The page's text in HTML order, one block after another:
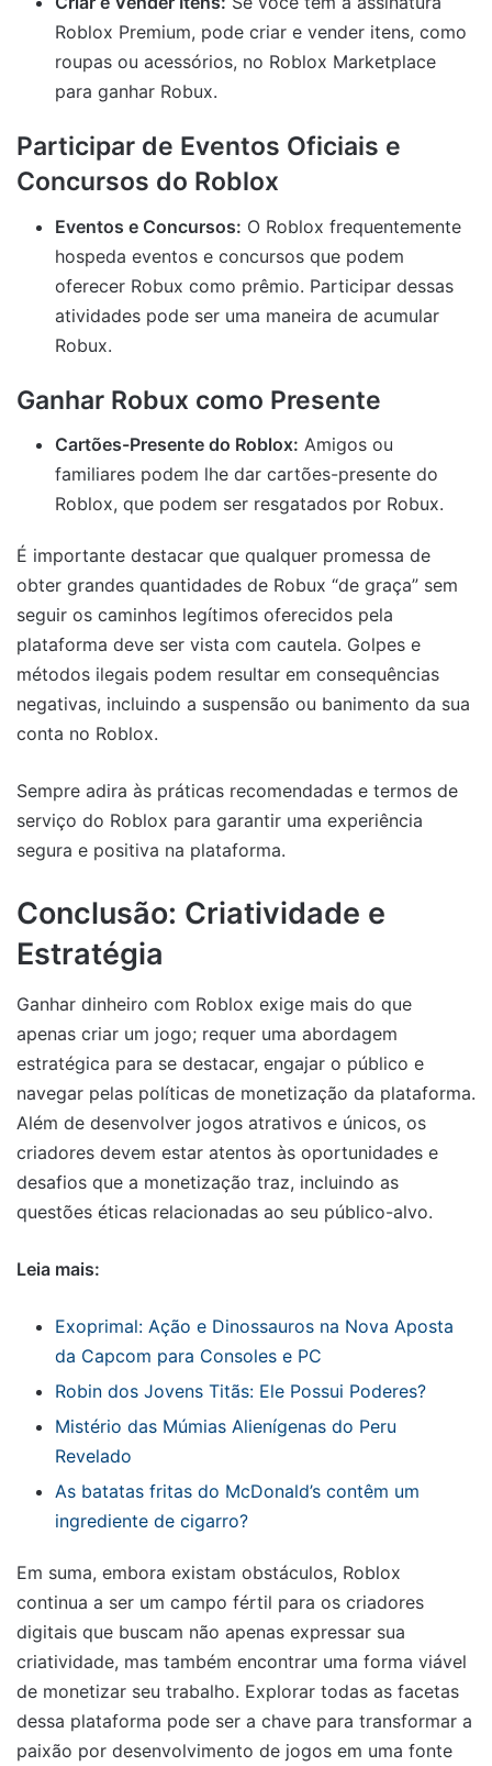
Roblox Premium, pode criar e vender itens, como
roupas ou acessórios, no Roblox Marketplace
para ganhar Robux.
Participar de Eventos Oficiais e
Concursos do Roblox
Eventos e Concursos: O Roblox frequentemente
hospeda eventos e concursos que podem
oferecer Robux como prêmio. Participar dessas
atividades pode ser uma maneira de acumular
Robux.
Ganhar Robux como Presente
Cartões-Presente do Roblox: Amigos ou
familiares podem lhe dar cartões-presente do
Roblox, que podem ser resgatados por Robux.
É importante destacar que qualquer promessa de
obter grandes quantidades de Robux “de graça” sem
seguir os caminhos legítimos oferecidos pela
plataforma deve ser vista com cautela. Golpes e
métodos ilegais podem resultar em consequências
negativas, incluindo a suspensão ou banimento da sua
conta no Roblox.
Sempre adira às práticas recomendadas e termos de
serviço do Roblox para garantir uma experiência
segura e positiva na plataforma.
Conclusão: Criatividade e
Estratégia
Ganhar dinheiro com Roblox exige mais do que
apenas criar um jogo; requer uma abordagem
estratégica para se destacar, engajar o público e
navegar pelas políticas de monetização da plataforma.
Além de desenvolver jogos atrativos e únicos, os
criadores devem estar atentos às oportunidades e
desafios que a monetização traz, incluindo as
questões éticas relacionadas ao seu público-alvo.
Leia mais:
Exoprimal: Ação e Dinossauros na Nova Aposta
da Capcom para Consoles e PC
Robin dos Jovens Titãs: Ele Possui Poderes?
Mistério das Múmias Alienígenas do Peru
Revelado
As batatas fritas do McDonald’s contêm um
ingrediente de cigarro?
Em suma, embora existam obstáculos, Roblox
continua a ser um campo fértil para os criadores
digitais que buscam não apenas expressar sua
criatividade, mas também encontrar uma forma viável
de monetizar seu trabalho. Explorar todas as facetas
dessa plataforma pode ser a chave para transformar a
paixão por desenvolvimento de jogos em uma fonte